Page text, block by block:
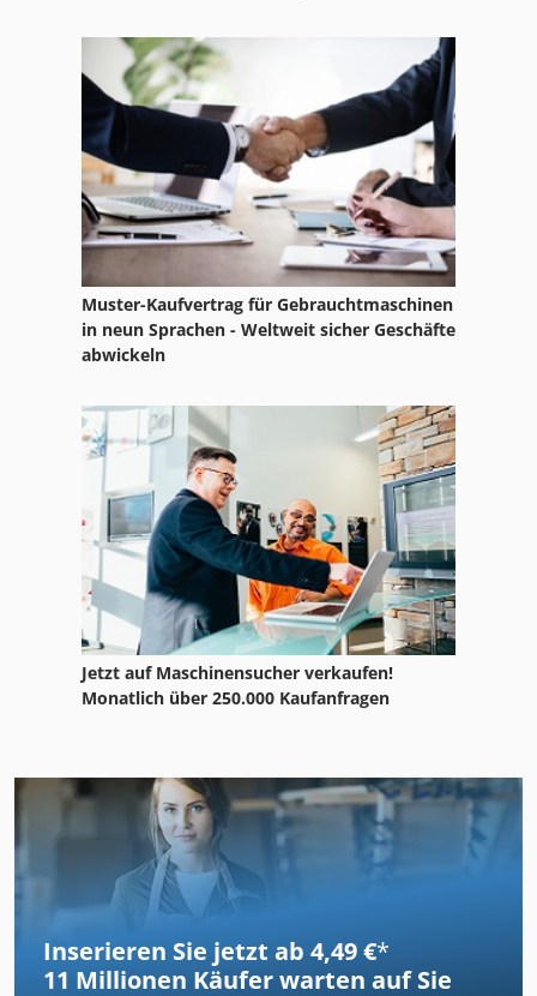
Muster-Kaufvertrag für Gebrauchtmaschinen
in neun Sprachen - Weltweit sicher Geschäfte
abwickeln
Jetzt auf Maschinensucher verkaufen!
Monatlich über 250.000 Kaufanfragen
Inserieren Sie jetzt ab 4,49 €*
11 Millionen Käufer warten auf Sie